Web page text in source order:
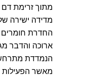
מתוך זרימת
מדידה ישירה
החדרת חומרים
ארוכה והדבר
הנמדדת
מאשר הפעילות